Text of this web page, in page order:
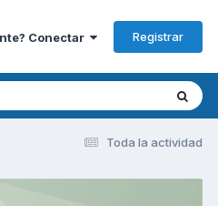
Conectar Registrar
Toda la actividad